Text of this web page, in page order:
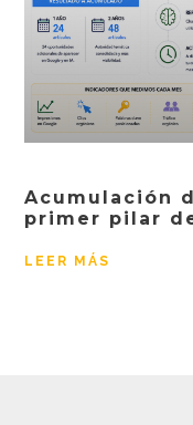
Acumulación
primer pilar
LEER MÁS